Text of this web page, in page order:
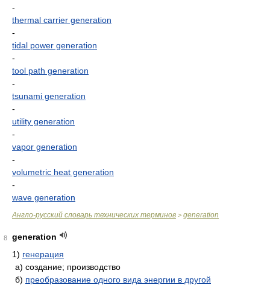
-
thermal carrier generation
-
tidal power generation
-
tool path generation
-
tsunami generation
-
utility generation
-
vapor generation
-
volumetric heat generation
-
wave generation
Англо-русский словарь технических терминов > generation
8
generation
1) генерация
а) создание; производство
б) преобразование одного вида энергии в другой